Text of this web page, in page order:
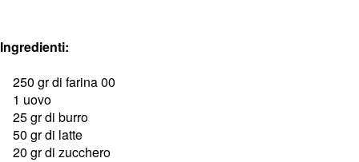
Ingredienti:
250 gr di farina 00
1 uovo
25 gr di burro
50 gr di latte
20 gr di zucchero